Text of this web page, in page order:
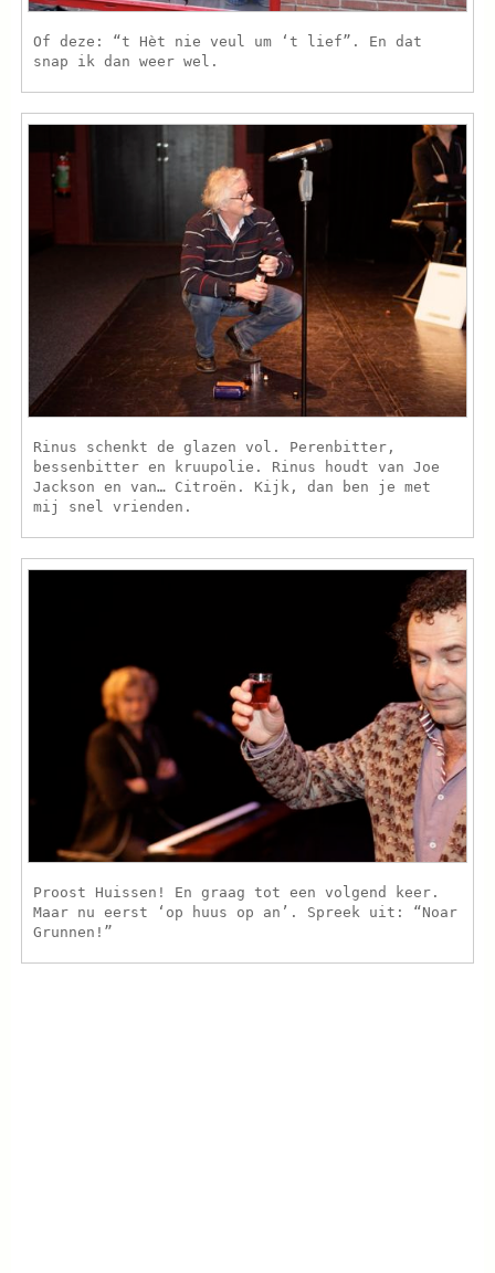
Of deze: “t Hèt nie veul um ‘t lief”. En dat
snap ik dan weer wel.
Rinus schenkt de glazen vol. Perenbitter,
bessenbitter en kruupolie. Rinus houdt van Joe
Jackson en van… Citroën. Kijk, dan ben je met
mij snel vrienden.
Proost Huissen! En graag tot een volgend keer.
Maar nu eerst ‘op huus op an’. Spreek uit: “Noar
Grunnen!”